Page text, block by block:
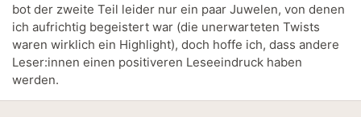
bot der zweite Teil leider nur ein paar Juwelen, von denen
ich aufrichtig begeistert war (die unerwarteten Twists
waren wirklich ein Highlight), doch hoffe ich, dass andere
Leser:innen einen positiveren Leseeindruck haben
werden.